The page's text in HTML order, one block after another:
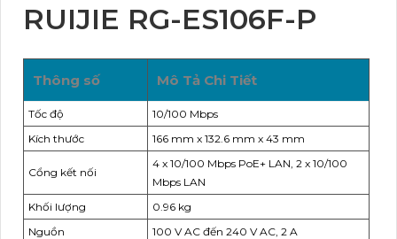
RUIJIE RG-ES106F-P
Thông số Mô Tả Chi Tiết
Tốc độ
10/100 Mbps
Kích thước
166 mm x 132.6 mm x 43 mm
Cổng kết nối
4 x 10/100 Mbps PoE+ LAN, 2 x 10/100
Mbps LAN
Khối lượng
0.96 kg
Nguồn
100 V AC đến 240 V AC, 2 A